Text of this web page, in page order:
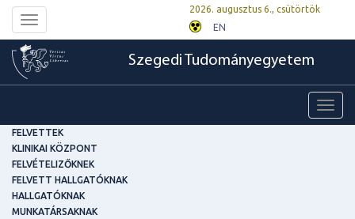
Toggle
navigation
2026. augusztus 6., csütörtök
EN
Szegedi Tudományegyetem
FELVETTEK
KLINIKAI KÖZPONT
FELVÉTELIZŐKNEK
FELVETT HALLGATÓKNAK
HALLGATÓKNAK
MUNKATÁRSAKNAK